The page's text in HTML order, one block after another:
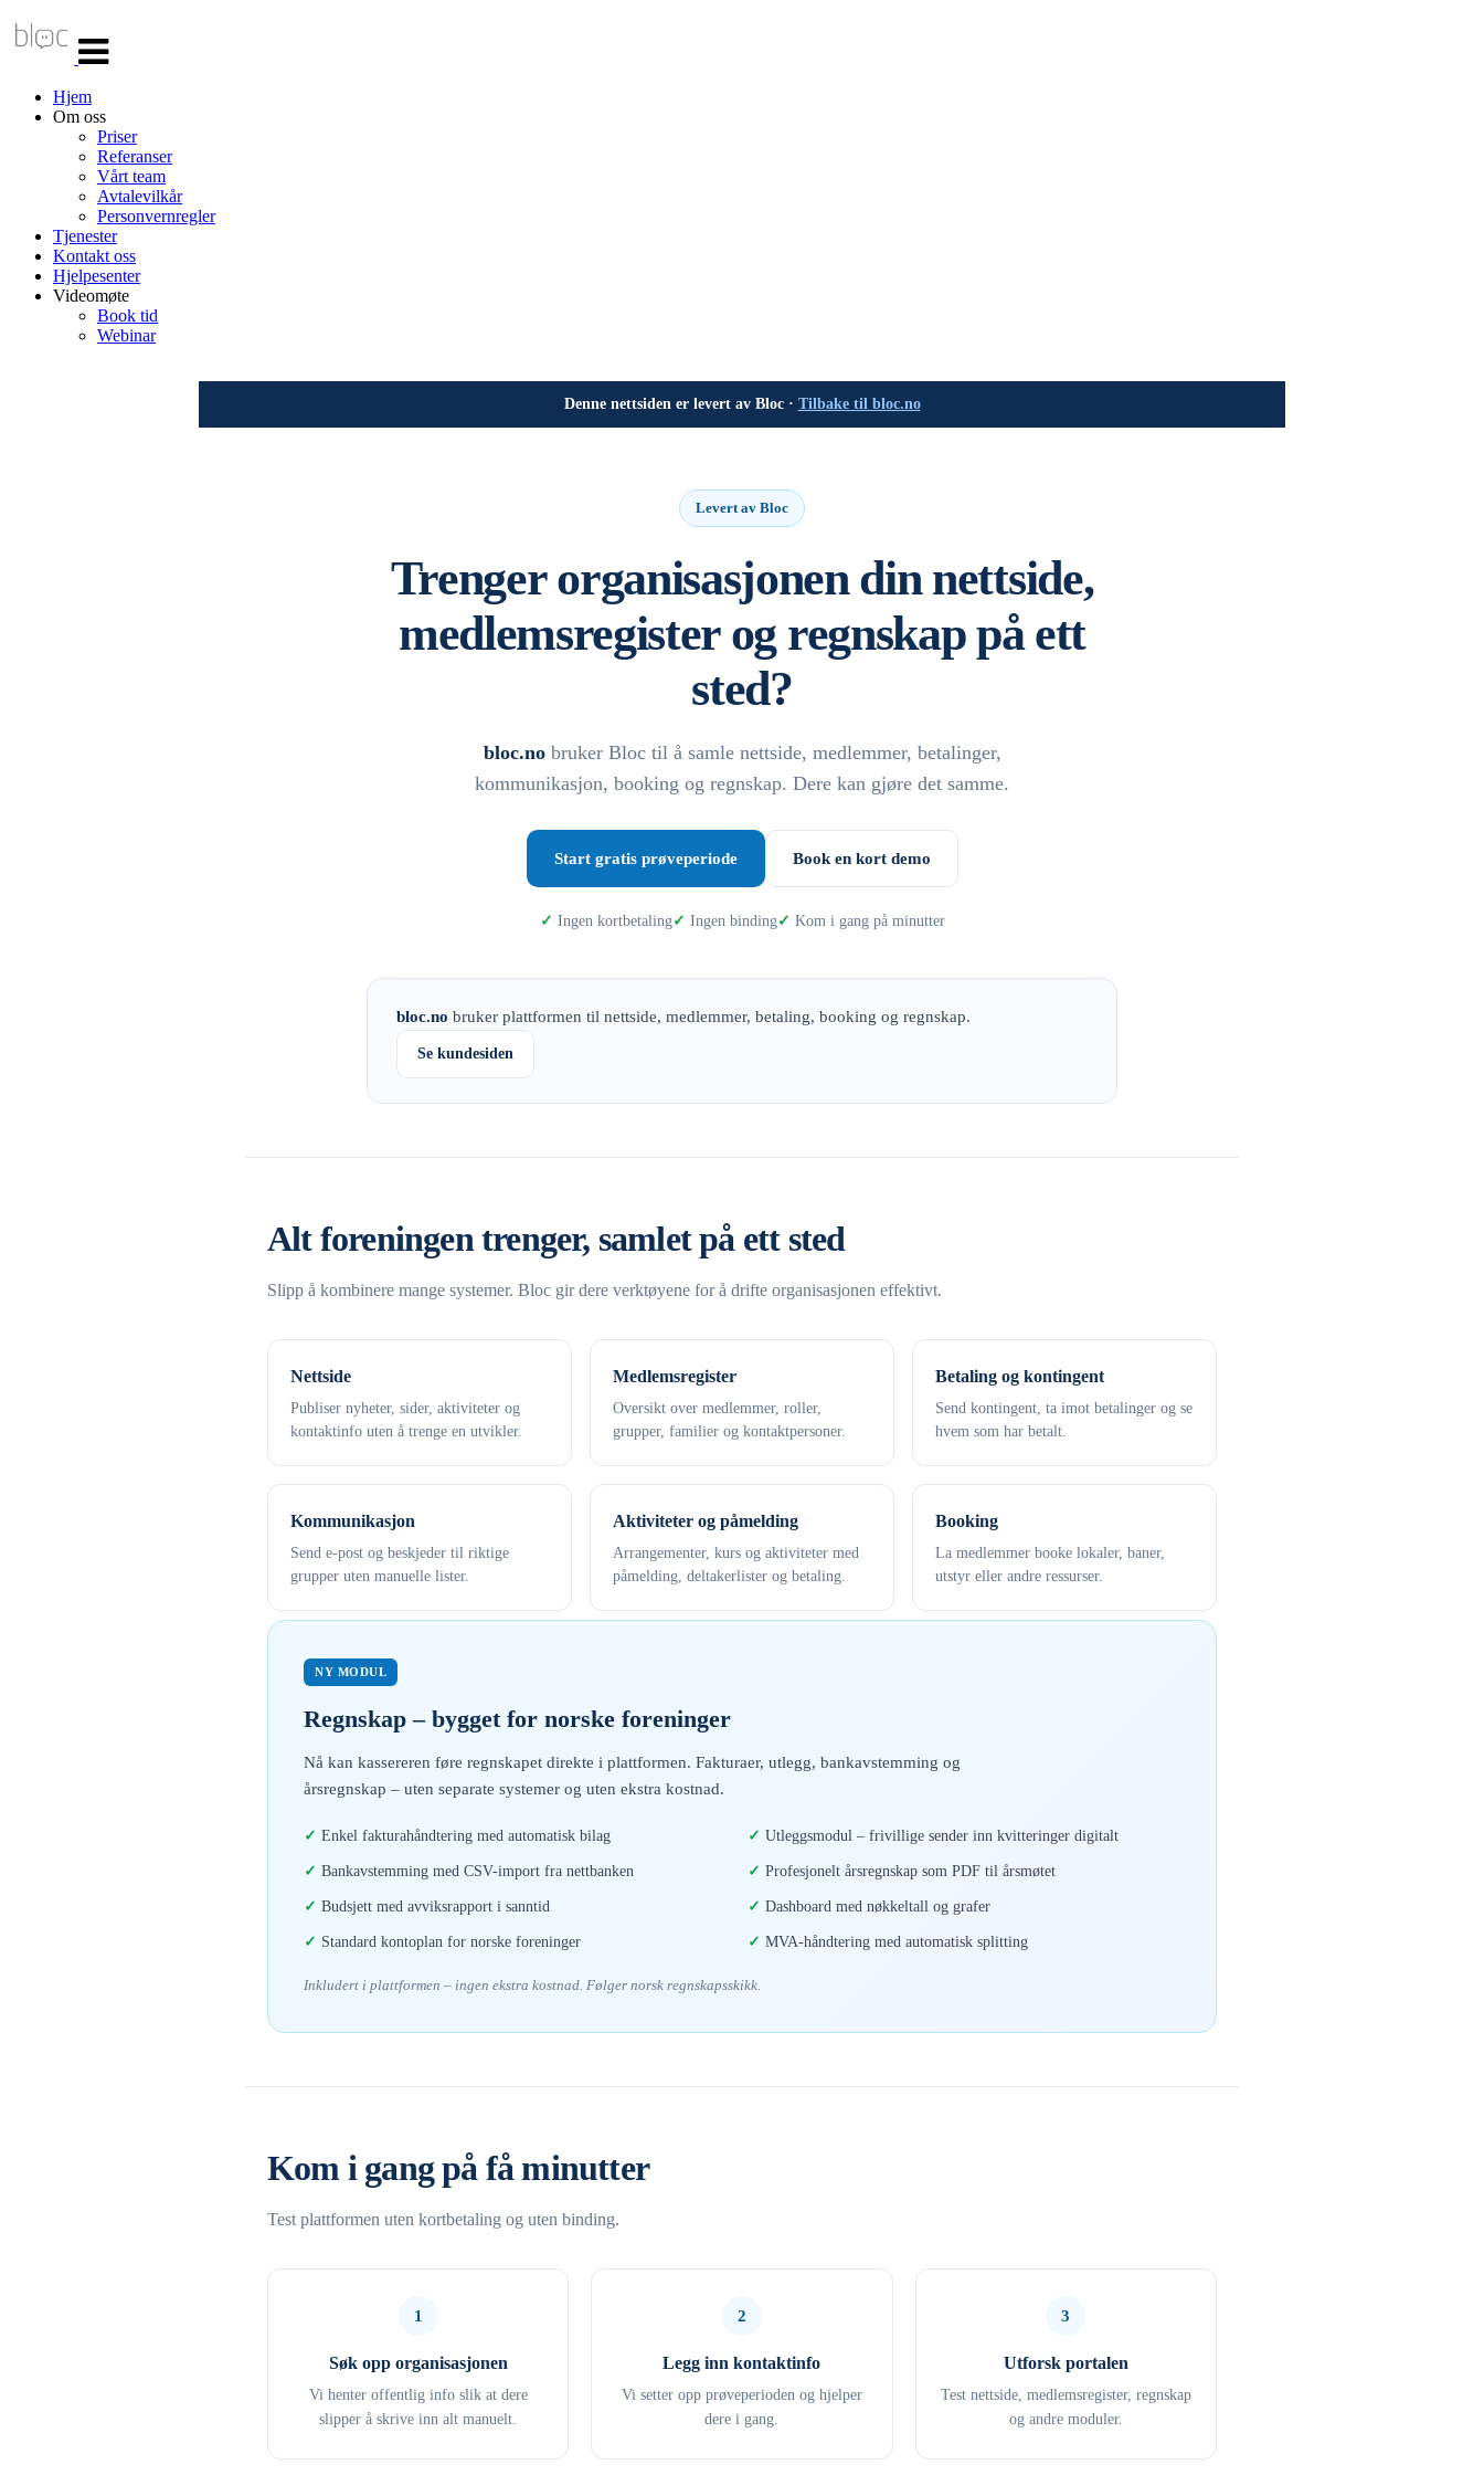
navigasjon
Hjem
Om oss
Priser
Referanser
Vårt team
Avtalevilkår
Personvernregler
Tjenester
Kontakt oss
Hjelpesenter
Videomøte
Book tid
Webinar
Denne nettsiden er levert av Bloc · Tilbake til bloc.no
Levert av Bloc
Trenger organisasjonen din nettside,
medlemsregister og regnskap på ett
sted?
bloc.nobruker Bloc til å samle nettside, medlemmer, betalinger,
kommunikasjon, booking og regnskap. Dere kan gjøre det samme.
Start gratis prøveperiode Book en kort demo
Ingen kortbetaling Ingen binding Kom i gang på minutter
bloc.no bruker plattformen til nettside, medlemmer, betaling, booking og regnskap.
Se kundesiden
Alt foreningen trenger, samlet på ett sted
Slipp å kombinere mange systemer. Bloc gir dere verktøyene for å drifte organisasjonen effektivt.
Nettside
Publiser nyheter, sider, aktiviteter og
kontaktinfo uten å trenge en utvikler.
Medlemsregister
Oversikt over medlemmer, roller,
grupper, familier og kontaktpersoner.
Betaling og kontingent
Send kontingent, ta imot betalinger og se
hvem som har betalt.
Kommunikasjon
Send e-post og beskjeder til riktige
grupper uten manuelle lister.
Aktiviteter og påmelding
Arrangementer, kurs og aktiviteter med
påmelding, deltakerlister og betaling.
Booking
La medlemmer booke lokaler, baner,
utstyr eller andre ressurser.
NY MODUL
Regnskap – bygget for norske foreninger
Nå kan kassereren føre regnskapet direkte i plattformen. Fakturaer, utlegg, bankavstemming og
årsregnskap – uten separate systemer og uten ekstra kostnad.
Enkel fakturahåndtering med automatisk bilag Utleggsmodul – frivillige sender inn kvitteringer digitalt
Bankavstemming med CSV-import fra nettbanken Profesjonelt årsregnskap som PDF til årsmøtet
Budsjett med avviksrapport i sanntid Dashboard med nøkkeltall og grafer
Standard kontoplan for norske foreninger MVA-håndtering med automatisk splitting
Inkludert i plattformen – ingen ekstra kostnad. Følger norsk regnskapsskikk.
Kom i gang på få minutter
Test plattformen uten kortbetaling og uten binding.
1
Søk opp organisasjonen
Vi henter offentlig info slik at dere
slipper å skrive inn alt manuelt.
2
Legg inn kontaktinfo
Vi setter opp prøveperioden og hjelper
dere i gang.
3
Utforsk portalen
Test nettside, medlemsregister, regnskap
og andre moduler.